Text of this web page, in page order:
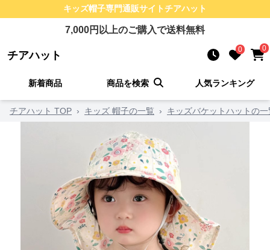
キッズ帽子専門通販サイトチアハット
7,000円以上のご購入で送料無料
チアハット 0 0
新着商品 商品を検索 人気ランキング
チアハット TOP › キッズ 帽子の一覧 › キッズバケットハットの一